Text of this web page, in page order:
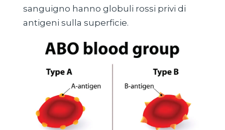
sanguigno hanno globuli rossi privi di
antigeni sulla superficie.